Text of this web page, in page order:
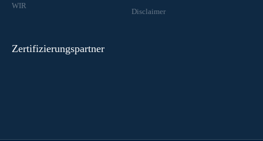
WIR
Disclaimer
Zertifizierungspartner